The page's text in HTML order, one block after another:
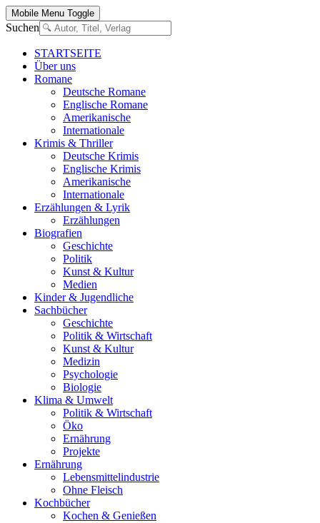
Mobile Menu Toggle
Suchen
STARTSEITE
Über uns
Romane
Deutsche Romane
Englische Romane
Amerikanische
Internationale
Krimis & Thriller
Deutsche Krimis
Englische Krimis
Amerikanische
Internationale
Erzählungen & Lyrik
Erzählungen
Biografien
Geschichte
Politik
Kunst & Kultur
Medien
Kinder & Jugendliche
Sachbücher
Geschichte
Politik & Wirtschaft
Kunst & Kultur
Medizin
Psychologie
Biologie
Klima & Umwelt
Politik & Wirtschaft
Öko
Ernährung
Projekte
Ernährung
Lebensmittelindustrie
Ohne Fleisch
Kochbücher
Kochen & Genießen